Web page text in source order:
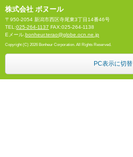
株式会社 ボヌール
〒950-2054 新潟市西区寺尾東3丁目14番46号
TEL:025-264-1137 FAX:025-264-1138
Eメール. bonheur.terao@globe.ocn.ne.jp
Copyright (C) 2026 Bonheur Corporation. All Rights Reserved.
PC表示に切替